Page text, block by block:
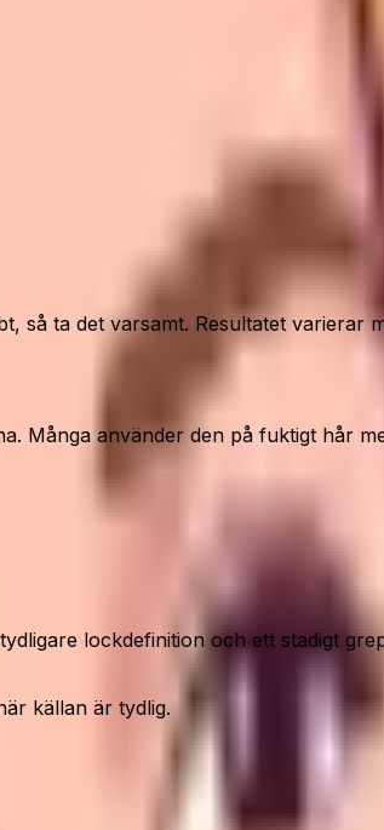
så ta det varsamt. Resultatet
Många använder den på fuktigt hår
lockdefinition och ett stadigt
källan är tydlig.